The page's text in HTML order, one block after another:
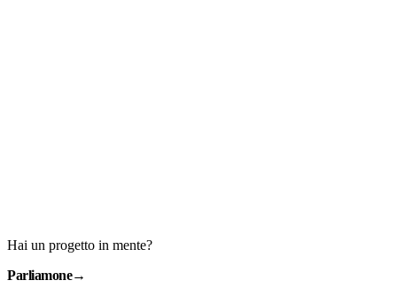
Hai un progetto in mente?
Parliamone→